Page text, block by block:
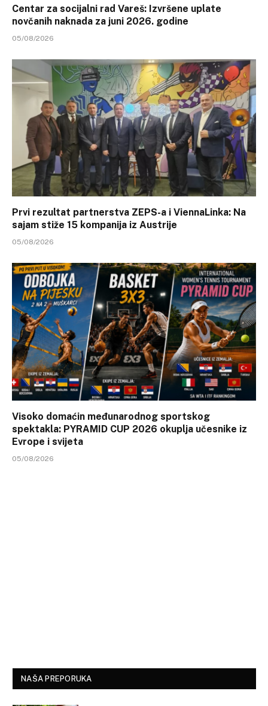
Centar za socijalni rad Vareš: Izvršene uplate
novčanih naknada za juni 2026. godine
05/08/2026
Prvi rezultat partnerstva ZEPS-a i ViennaLinka: Na
sajam stiže 15 kompanija iz Austrije
05/08/2026
Visoko domaćin međunarodnog sportskog
spektakla: PYRAMID CUP 2026 okuplja učesnike iz
Evrope i svijeta
05/08/2026
NAŠA PREPORUKA